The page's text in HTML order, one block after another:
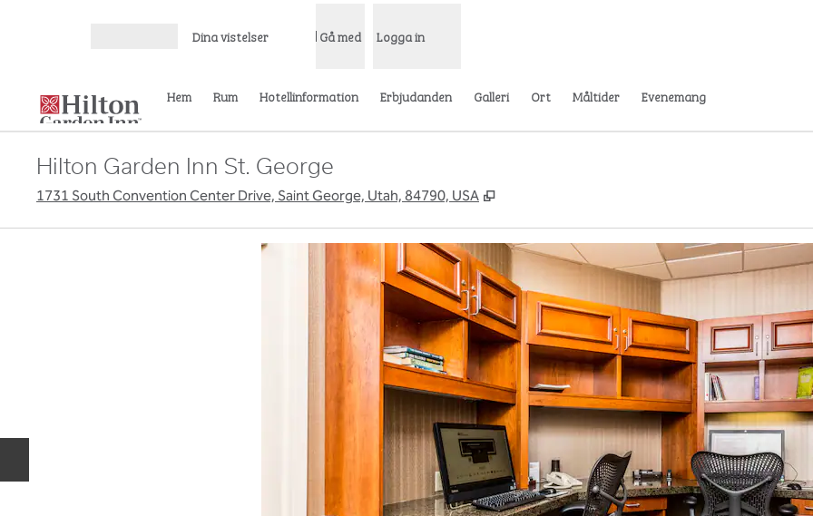
Dina vistelser Gå med Logga in
Hem Rum Hotellinformation Erbjudanden Galleri Ort Måltider Evenemang
Hilton Garden Inn St. George
1731 South Convention Center Drive, Saint George, Utah, 84790, USA ,